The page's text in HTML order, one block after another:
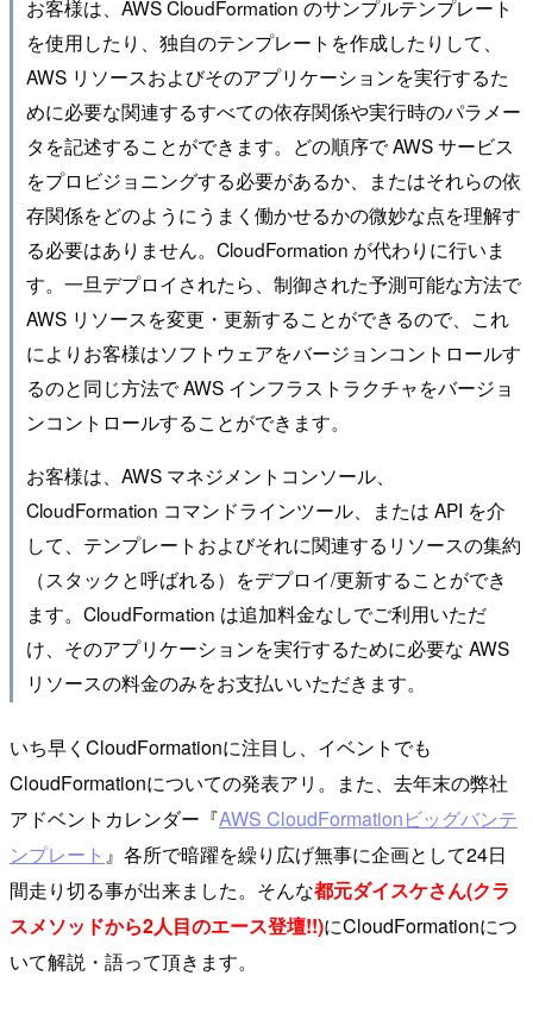
お客様は、AWS CloudFormation のサンプルテンプレート
を使用したり、独自のテンプレートを作成したりして、
AWS リソースおよびそのアプリケーションを実行するた
めに必要な関連するすべての依存関係や実行時のパラメー
タを記述することができます。どの順序で AWS サービス
をプロビジョニングする必要があるか、またはそれらの依
存関係をどのようにうまく働かせるかの微妙な点を理解す
る必要はありません。CloudFormation が代わりに行いま
す。一旦デプロイされたら、制御された予測可能な方法で
AWS リソースを変更・更新することができるので、これ
によりお客様はソフトウェアをバージョンコントロールす
るのと同じ方法で AWS インフラストラクチャをバージョ
ンコントロールすることができます。
お客様は、AWS マネジメントコンソール、
CloudFormation コマンドラインツール、または API を介
して、テンプレートおよびそれに関連するリソースの集約
（スタックと呼ばれる）をデプロイ/更新することができ
ます。CloudFormation は追加料金なしでご利用いただ
け、そのアプリケーションを実行するために必要な AWS
リソースの料金のみをお支払いいただきます。
いち早くCloudFormationに注目し、イベントでも
CloudFormationについての発表アリ。また、去年末の弊社
アドベントカレンダー『AWS CloudFormationビッグバンテ
ンプレート 』各所で暗躍を繰り広げ無事に企画として24日
間走り切る事が出来ました。そんな都元ダイスケさん(クラ
スメソッドから2人目のエース登壇!!)にCloudFormationにつ
いて解説・語って頂きます。